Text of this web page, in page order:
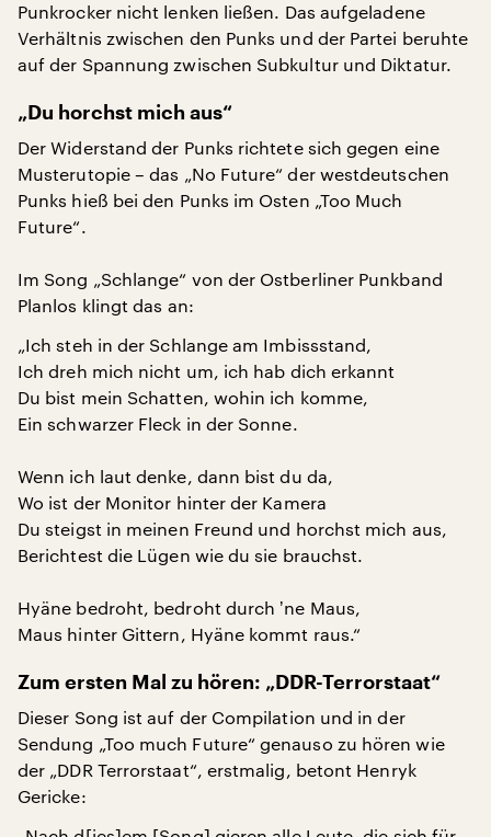
Punkrocker nicht lenken ließen. Das aufgeladene
Verhältnis zwischen den Punks und der Partei beruhte
auf der Spannung zwischen Subkultur und Diktatur.
„Du horchst mich aus“
Der Widerstand der Punks richtete sich gegen eine
Musterutopie – das „No Future“ der westdeutschen
Punks hieß bei den Punks im Osten „Too Much
Future“.
Im Song „Schlange“ von der Ostberliner Punkband
Planlos klingt das an:
„Ich steh in der Schlange am Imbissstand,
Ich dreh mich nicht um, ich hab dich erkannt
Du bist mein Schatten, wohin ich komme,
Ein schwarzer Fleck in der Sonne.
Wenn ich laut denke, dann bist du da,
Wo ist der Monitor hinter der Kamera
Du steigst in meinen Freund und horchst mich aus,
Berichtest die Lügen wie du sie brauchst.
Hyäne bedroht, bedroht durch ʼne Maus,
Maus hinter Gittern, Hyäne kommt raus.“
Zum ersten Mal zu hören: „DDR-Terrorstaat“
Dieser Song ist auf der Compilation und in der
Sendung „Too much Future“ genauso zu hören wie
der „DDR Terrorstaat“, erstmalig, betont Henryk
Gericke: